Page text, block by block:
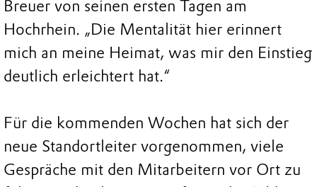
Breuer von seinen ersten Tagen am
Hochrhein. „Die Mentalität hier erinnert
mich an meine Heimat, was mir den Einstieg
deutlich erleichtert hat.“
Für die kommenden Wochen hat sich der
neue Standortleiter vorgenommen, viele
Gespräche mit den Mitarbeitern vor Ort zu